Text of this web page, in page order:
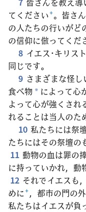
てください+。皆さ
の人たちの行いがど
の信仰に倣ってくだ
8 イエス･キリス
同じです。
9 さまざまな怪し
食べ物 * によって心
よって心が強くされ
れることは当人のた
10 私たちには祭
たちにはその祭壇の
11 動物の血は罪の
に持っていかれ，動
12 それでイエスも
めに+，都市の門の
私たちはイエスが負